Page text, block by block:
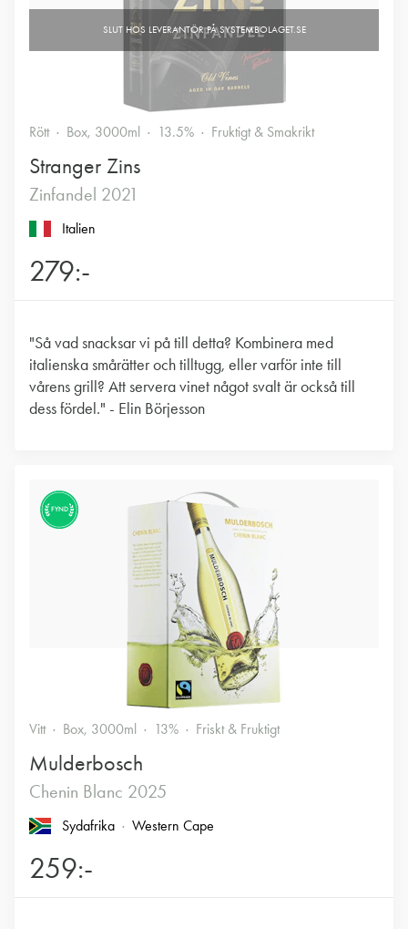
Rött Box, 3000ml 13.5% Fruktigt & Smakrikt
Stranger Zins
Zinfandel 2021
Italien
279:-
"Så vad snacksar vi på till detta? Kombinera med
italienska smårätter och tilltugg, eller varför inte till
vårens grill? Att servera vinet något svalt är också till
dess fördel." - Elin Börjesson
FYND
Vitt Box, 3000ml 13% Friskt & Fruktigt
Mulderbosch
Chenin Blanc 2025
Sydafrika Western Cape
259:-